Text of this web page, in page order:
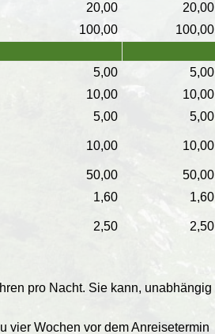
20,00
20,00
100,00
100,00
5,00
5,00
10,00
10,00
5,00
5,00
10,00 10,00
50,00
50,00
1,60
1,60
2,50 2,50
pro Nacht. Sie kann, unabhängig
vier Wochen vor dem Anreisetermin